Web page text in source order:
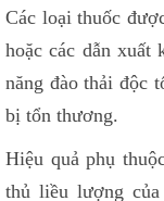
Các loại thuốc
hoặc các dẫn xuất
năng đào thải độc
bị tổn thương.
Hiệu quả phụ
thủ liều lượng